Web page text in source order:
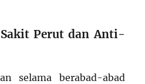
Sakit Perut dan Anti-
selama berabad-abad